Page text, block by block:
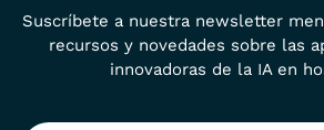
Suscríbete a nuestra newsletter
recursos y novedades sobre las
innovadoras de la IA en